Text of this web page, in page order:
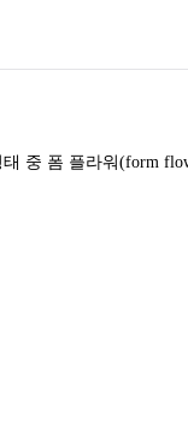
중 폼 플라워(form